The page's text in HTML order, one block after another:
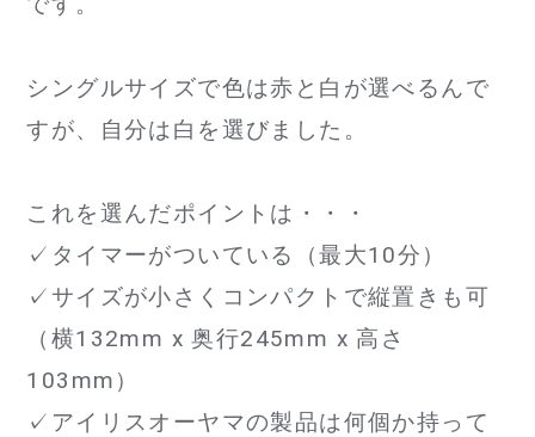
シングルサイズで色は赤と白が選べるんで
すが、自分は白を選びました。
これを選んだポイントは・・・
✓タイマーがついている（最大10分）
✓サイズが小さくコンパクトで縦置きも可
（横132mm x 奥行245mm x 高さ
103mm）
✓アイリスオーヤマの製品は何個か持って